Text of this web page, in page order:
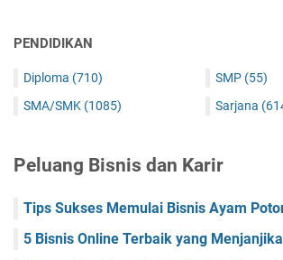
PENDIDIKAN
Diploma (710)
SMA/SMK (1085)
SMP (55)
Sarjana
Peluang Bisnis dan Karir
Tips Sukses Memulai Bisnis Ayam
5 Bisnis Online Terbaik yang